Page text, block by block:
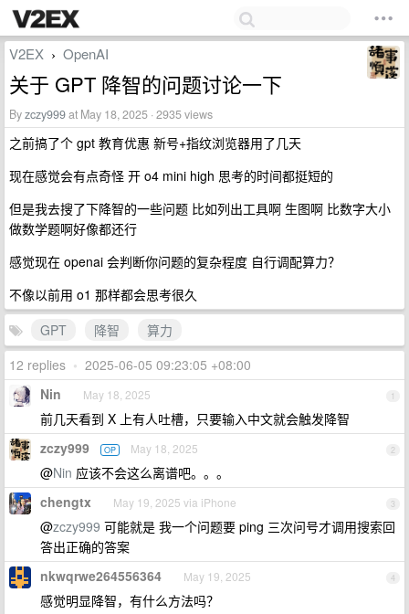
V2EX › OpenAI
关于 GPT 降智的问题讨论一下
Byzczy999at May 18, 2025 · 2935 views
之前搞了个 gpt 教育优惠 新号+指纹浏览器用了几天
现在感觉会有点奇怪 开 o4 mini high 思考的时间都挺短的
但是我去搜了下降智的一些问题 比如列出工具啊 生图啊 比数字大小
做数学题啊好像都还行
感觉现在 openai 会判断你问题的复杂程度 自行调配算力？
不像以前用 o1 那样都会思考很久
GPT
降智
算力
12 replies • 2025-06-05 09:23:05 +08:00
1
Nin May 18, 2025
前几天看到 X 上有人吐槽，只要输入中文就会触发降智
2
zczy999 OP May 18, 2025
@Nin 应该不会这么离谱吧。。。
3
chengtx May 19, 2025 via iPhone
@zczy999 可能就是 我一个问题要 ping 三次问号才调用搜索回
答出正确的答案
4
nkwqrwe264556364 May 19, 2025
感觉明显降智，有什么方法吗？